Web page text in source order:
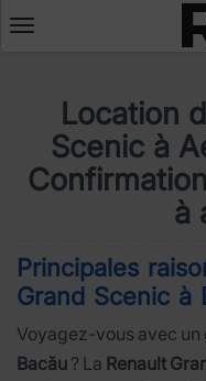
Deschide
Location
Scenic à
à
Principales
Grand Scenic à
Voyagez-vous avec
Bacău ? La Renault